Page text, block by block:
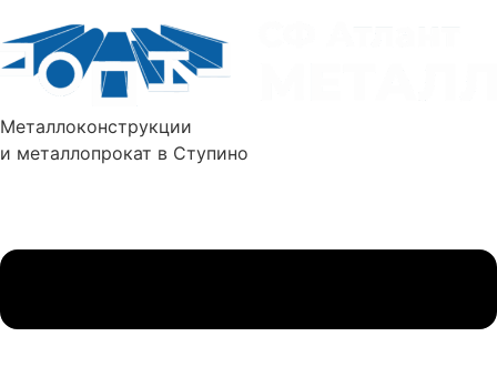
Металлоконструкции
и металлопрокат в Ступино